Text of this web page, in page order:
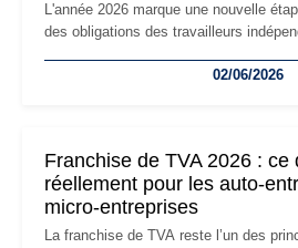
L'année 2026 marque une nouvelle
des obligations des travailleurs
les auto-entrepreneurs devront02/06/2026
Franchise de TVA 2026 : ce
réellement pour les auto-
micro-entreprises
La franchise de TVA reste l’un des